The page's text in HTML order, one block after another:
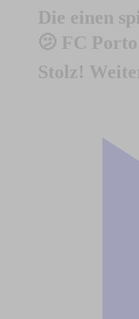
Die einen
🫤 FC
Stolz!